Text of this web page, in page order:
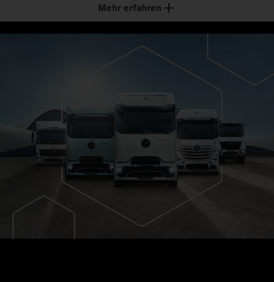
Mehr erfahren